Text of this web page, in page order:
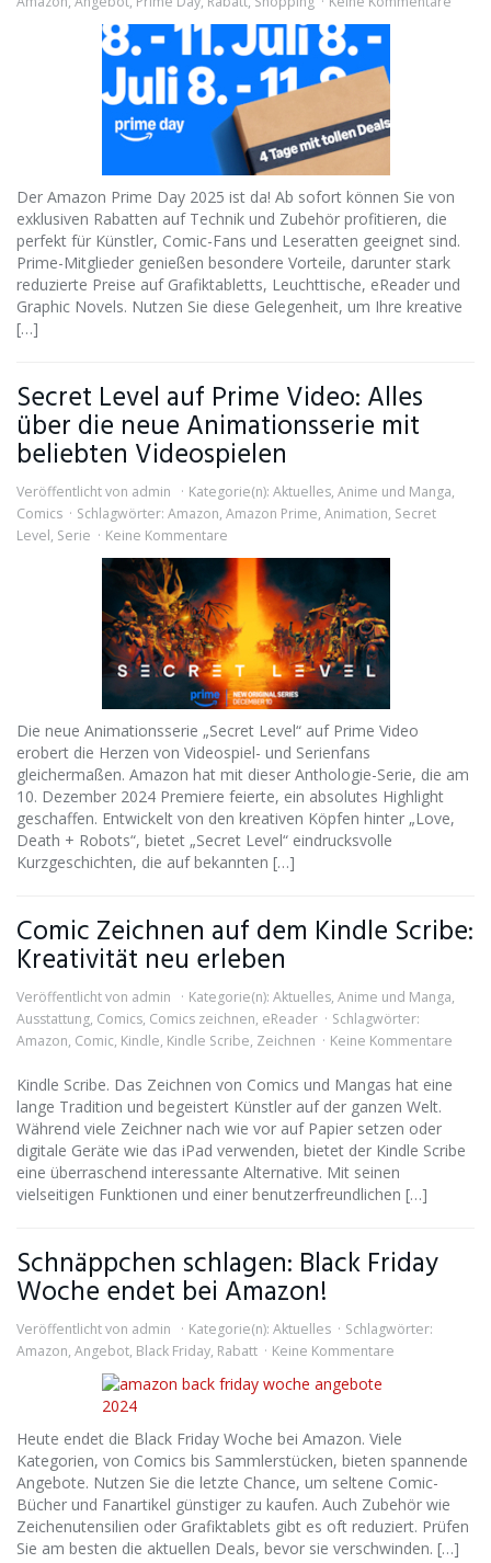
Der Amazon Prime Day 2025 ist da! Ab sofort können Sie von
exklusiven Rabatten auf Technik und Zubehör profitieren, die
perfekt für Künstler, Comic-Fans und Leseratten geeignet sind.
Prime-Mitglieder genießen besondere Vorteile, darunter stark
reduzierte Preise auf Grafiktabletts, Leuchttische, eReader und
Graphic Novels. Nutzen Sie diese Gelegenheit, um Ihre kreative
[…]
Secret Level auf Prime Video: Alles
über die neue Animationsserie mit
beliebten Videospielen
Veröffentlicht von admin Kategorie(n): Aktuelles, Anime und Manga,
Comics
Schlagwörter: Amazon, Amazon Prime, Animation, Secret
Level, Serie Keine Kommentare
Die neue Animationsserie „Secret Level“ auf Prime Video
erobert die Herzen von Videospiel- und Serienfans
gleichermaßen. Amazon hat mit dieser Anthologie-Serie, die am
10. Dezember 2024 Premiere feierte, ein absolutes Highlight
geschaffen. Entwickelt von den kreativen Köpfen hinter „Love,
Death + Robots“, bietet „Secret Level“ eindrucksvolle
Kurzgeschichten, die auf bekannten […]
Comic Zeichnen auf dem Kindle Scribe:
Kreativität neu erleben
Veröffentlicht von admin Kategorie(n): Aktuelles, Anime und Manga,
Ausstattung, Comics, Comics zeichnen, eReader
Schlagwörter:
Amazon, Comic, Kindle, Kindle Scribe, Zeichnen Keine Kommentare
Kindle Scribe. Das Zeichnen von Comics und Mangas hat eine
lange Tradition und begeistert Künstler auf der ganzen Welt.
Während viele Zeichner nach wie vor auf Papier setzen oder
digitale Geräte wie das iPad verwenden, bietet der Kindle Scribe
eine überraschend interessante Alternative. Mit seinen
vielseitigen Funktionen und einer benutzerfreundlichen […]
Schnäppchen schlagen: Black Friday
Woche endet bei Amazon!
Veröffentlicht von admin Kategorie(n): Aktuelles
Schlagwörter:
Amazon, Angebot, Black Friday, Rabatt Keine Kommentare
Heute endet die Black Friday Woche bei Amazon. Viele
Kategorien, von Comics bis Sammlerstücken, bieten spannende
Angebote. Nutzen Sie die letzte Chance, um seltene Comic-
Bücher und Fanartikel günstiger zu kaufen. Auch Zubehör wie
Zeichenutensilien oder Grafiktablets gibt es oft reduziert. Prüfen
Sie am besten die aktuellen Deals, bevor sie verschwinden. […]